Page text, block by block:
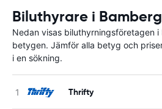
Biluthyrare i Bamberg
Nedan visas biluthyrningsföretagen
betygen. Jämför alla betyg och
i en sökning.
Thrifty